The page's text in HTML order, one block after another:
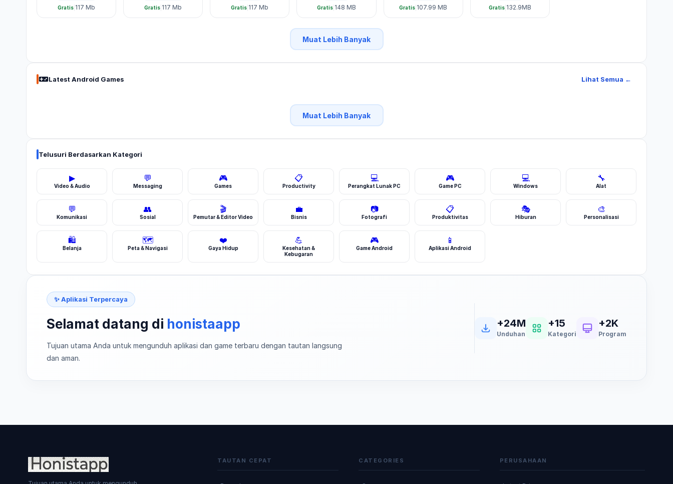
Gratis 117 Mb Gratis 117 Mb Gratis 117 Mb Gratis| 148 MB Gratis 107.99 MB Gratis| 132.9MB
Muat Lebih Banyak
Latest Android Games Lihat Semua ←
Muat Lebih Banyak
Telusuri Berdasarkan Kategori
▶
Video & Audio
💬
Messaging
🎮
Games
📋
Productivity
💻
Perangkat Lunak PC
🎮
Game PC
💻
Windows
🔧
Alat
💬
Komunikasi
👥
Sosial
🎬
Pemutar & Editor Video
💼
Bisnis
📷
Fotografi
📋
Produktivitas
🎭
Hiburan
🎨
Personalisasi
🛍️
Belanja
🗺️
Peta & Navigasi
❤️
Gaya Hidup
💪
Kesehatan &
Kebugaran
🎮
Game Android
📱
Aplikasi Android
✨ Aplikasi Terpercaya
Selamat datang di honistaapp
Tujuan utama Anda untuk mengunduh aplikasi dan game terbaru dengan tautan langsung
dan aman.
+24M
Unduhan
+15
Kategori
+2K
Program
TAUTAN CEPAT CATEGORIES PERUSAHAAN